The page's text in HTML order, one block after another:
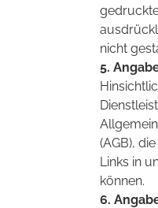
nicht
5.
(AGB),
Links in
können.
6.